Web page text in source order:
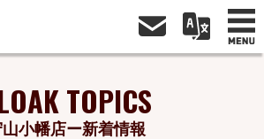
TOPICS
小幡店ー新着情報